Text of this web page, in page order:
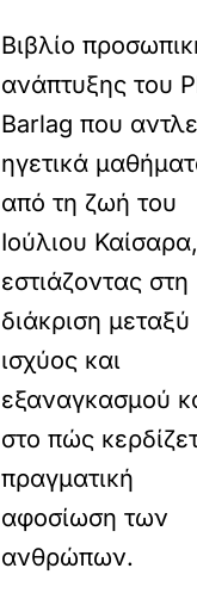
Βιβλίο
ανάπτυξης του
Barlag που
ηγετικά
από τη ζωή του
Ιούλιου Καίσαρα,
εστιάζοντας στη
διάκριση μεταξύ
ισχύος και
εξαναγκασμού
στο πώς
πραγματική
αφοσίωση των
ανθρώπων.